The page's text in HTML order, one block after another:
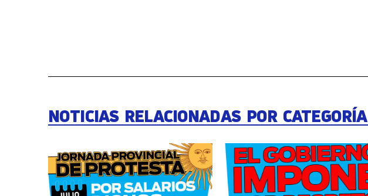
NOTICIAS RELACIONADAS POR CATEGORÍA